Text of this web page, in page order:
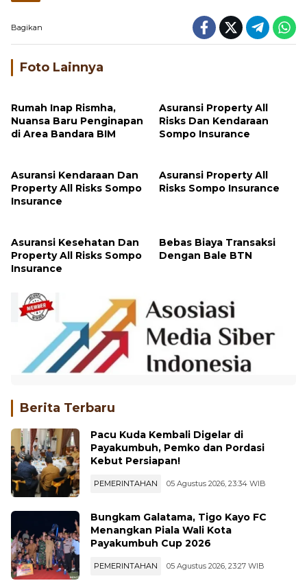
Bagikan
Foto Lainnya
Rumah Inap Rismha,
Nuansa Baru Penginapan
di Area Bandara BIM
Asuransi Property All
Risks Dan Kendaraan
Sompo Insurance
Asuransi Kendaraan Dan
Property All Risks Sompo
Insurance
Asuransi Property All
Risks Sompo Insurance
Asuransi Kesehatan Dan
Property All Risks Sompo
Insurance
Bebas Biaya Transaksi
Dengan Bale BTN
Berita Terbaru
Pacu Kuda Kembali Digelar di
Payakumbuh, Pemko dan Pordasi
Kebut Persiapan!
PEMERINTAHAN 05 Agustus 2026, 23:34 WIB
Bungkam Galatama, Tigo Kayo FC
Menangkan Piala Wali Kota
Payakumbuh Cup 2026
PEMERINTAHAN 05 Agustus 2026, 23:27 WIB